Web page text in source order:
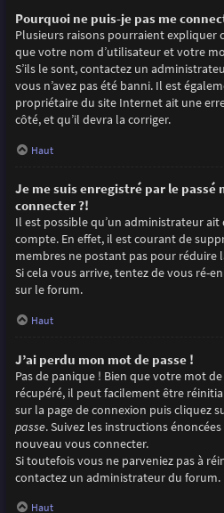
Pourquoi ne puis-je pas me
Plusieurs raisons pourraient expliquer
que votre nom d’utilisateur et votre
S’ils le sont, contactez un
vous n’avez pas été banni. Il est
propriétaire du site Internet ait une
côté, et qu’il devra la corriger.
Haut
Je me suis enregistré par le passé
connecter ?!
Il est possible qu’un administrateur
compte. En effet, il est courant de
membres ne postant pas pour réduire
Si cela vous arrive, tentez de vous ré-
sur le forum.
Haut
J’ai perdu mon mot de passe !
Pas de panique ! Bien que votre mot
récupéré, il peut facilement être
sur la page de connexion puis cliquez
passe. Suivez les instructions
nouveau vous connecter.
Si toutefois vous ne parveniez pas à
contactez un administrateur du forum.
Haut